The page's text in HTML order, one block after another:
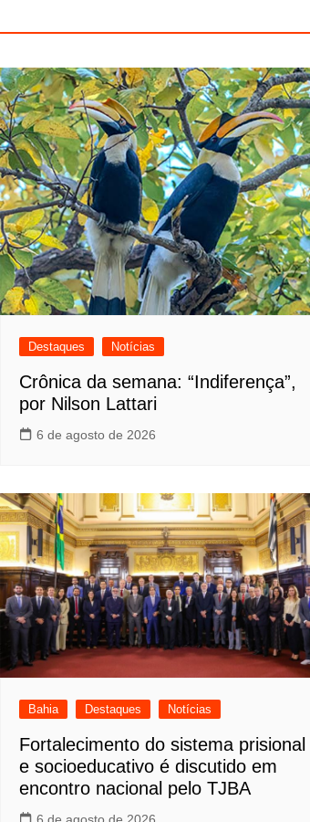
Destaques Notícias
Crônica da semana: “Indiferença”,
por Nilson Lattari
6 de agosto de 2026
Bahia Destaques Notícias
Fortalecimento do sistema prisional
e socioeducativo é discutido em
encontro nacional pelo TJBA